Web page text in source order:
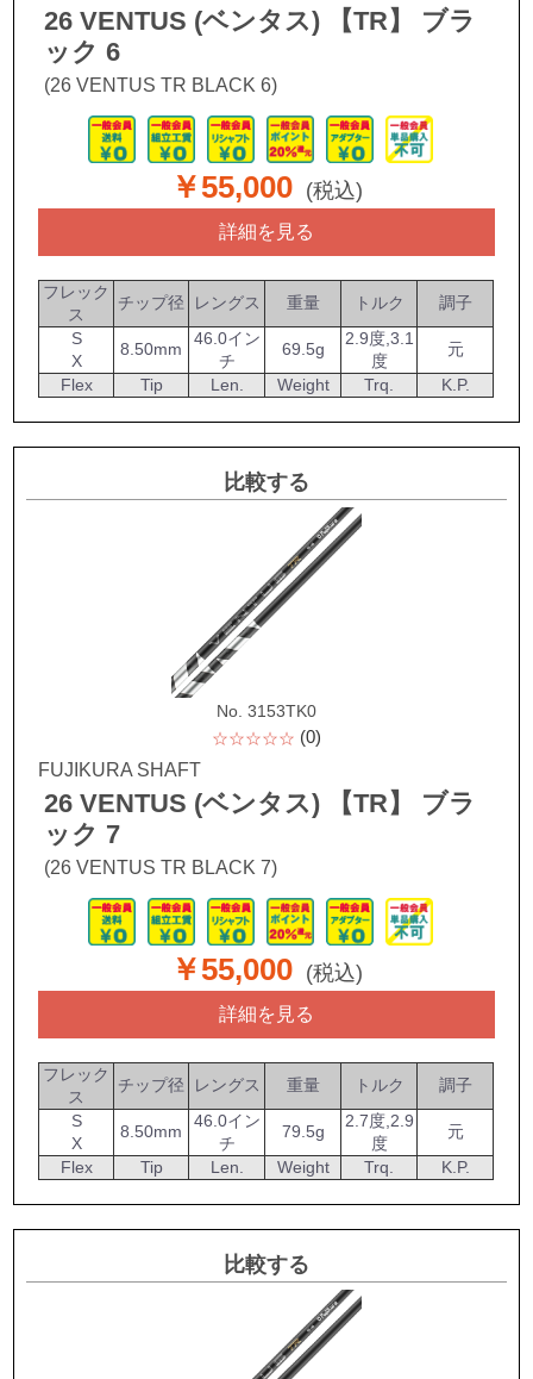
26 VENTUS (ベンタス) 【TR】 ブラ
ック 6
(26 VENTUS TR BLACK 6)
￥55,000 (税込)
詳細を見る
フレック
ス
チップ径 レングス 重量 トルク
調子
S
X
8.50mm
46.0イン
チ
69.5g
2.9度,3.1
度
元
Flex
Tip Len. Weight Trq. K.P.
比較する
No. 3153TK0
☆☆☆☆☆ (0)
FUJIKURA SHAFT
26 VENTUS (ベンタス) 【TR】 ブラ
ック 7
(26 VENTUS TR BLACK 7)
￥55,000 (税込)
詳細を見る
フレック
ス
チップ径 レングス 重量 トルク
調子
S
X
8.50mm
46.0イン
チ
79.5g
2.7度,2.9
度
元
Flex
Tip Len. Weight Trq. K.P.
比較する